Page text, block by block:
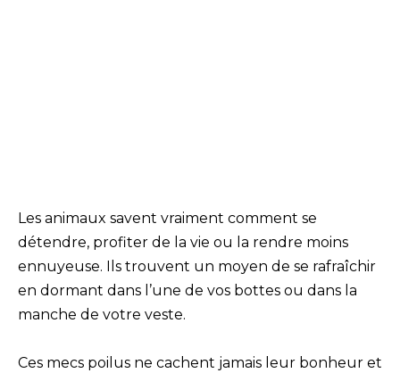
Les animaux savent vraiment comment se
détendre, profiter de la vie ou la rendre moins
ennuyeuse. Ils trouvent un moyen de se rafraîchir
en dormant dans l’une de vos bottes ou dans la
manche de votre veste.
Ces mecs poilus ne cachent jamais leur bonheur et